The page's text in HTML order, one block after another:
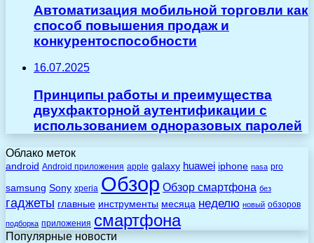
Автоматизация мобильной торговли как
способ повышения продаж и
конкурентоспособности
16.07.2025
Принципы работы и преимущества
двухфакторной аутентификации с
использованием одноразовых паролей
Облако меток
android Android приложения apple galaxy huawei iphone nasa pro
samsung Sony xperia Обзор Обзор смартфона без
гаджеты главные инструменты месяца неделю новый обзоров
подборка приложения смартфона
Популярные новости